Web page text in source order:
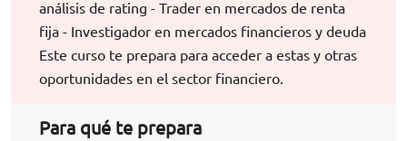
análisis de rating - Trader en mercados de renta
fija - Investigador en mercados financieros y deuda
Este curso te prepara para acceder a estas y otras
oportunidades en el sector financiero.
Para qué te prepara